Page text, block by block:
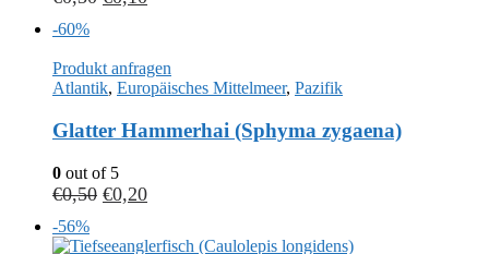
-60%
Produkt anfragen
Atlantik, Europäisches Mittelmeer, Pazifik
Glatter Hammerhai (Sphyma zygaena)
0 out of 5
€0,50 €0,20
-56%